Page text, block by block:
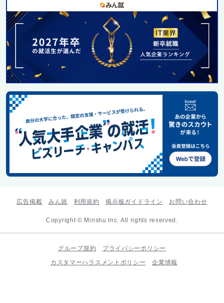
広告掲載 みん就 利用規約 掲示板ガイドライン お問い合わせ
Copyright © Minshu Inc. All rights reserved.
グループ規約
プライバシーポリシー
カスタマーハラスメントポリシー
企業情報